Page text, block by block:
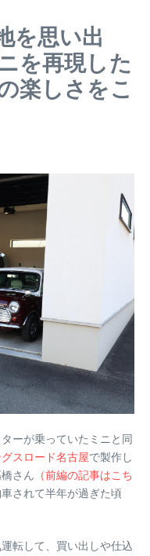
を思い出
を再現した
楽しさをこ
ーが乗っていたミニと同
スロード名古屋で製作し
さん （前編の記事はこち
されて半年が過ぎた頃
転して、買い出しや仕込